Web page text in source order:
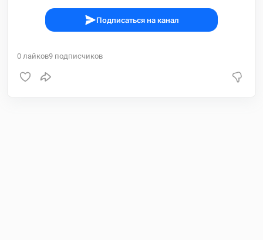
Подписаться на канал
0 лайков9 подписчиков